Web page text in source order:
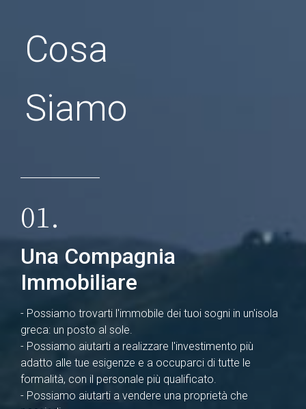
Cosa
Siamo
01.
Una Compagnia
Immobiliare
- Possiamo trovarti l'immobile dei tuoi sogni in un'isola
greca: un posto al sole.
- Possiamo aiutarti a realizzare l'investimento più
adatto alle tue esigenze e a occuparci di tutte le
formalità, con il personale più qualificato.
- Possiamo aiutarti a vendere una proprietà che